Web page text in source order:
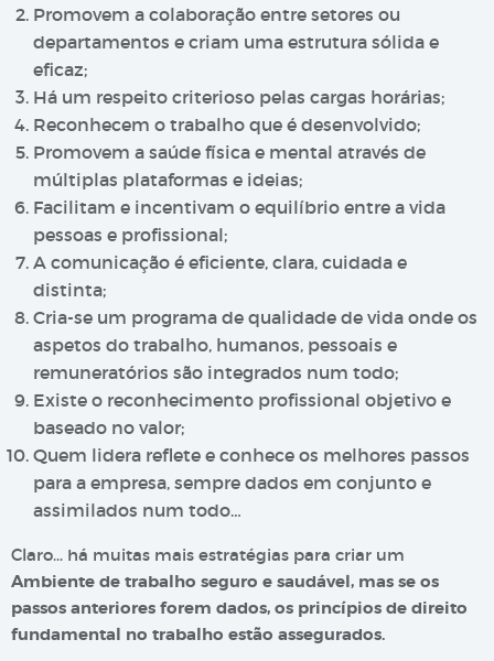
Promovem a colaboração entre setores ou
departamentos e criam uma estrutura sólida e
eficaz;
Há um respeito criterioso pelas cargas horárias;
Reconhecem o trabalho que é desenvolvido;
Promovem a saúde física e mental através de
múltiplas plataformas e ideias;
Facilitam e incentivam o equilíbrio entre a vida
pessoas e profissional;
A comunicação é eficiente, clara, cuidada e
distinta;
Cria-se um programa de qualidade de vida onde os
aspetos do trabalho, humanos, pessoais e
remuneratórios são integrados num todo;
Existe o reconhecimento profissional objetivo e
baseado no valor;
Quem lidera reflete e conhece os melhores passos
para a empresa, sempre dados em conjunto e
assimilados num todo…
Claro… há muitas mais estratégias para criar um
Ambiente de trabalho seguro e saudável, mas se os
passos anteriores forem dados, os princípios de direito
fundamental no trabalho estão assegurados.